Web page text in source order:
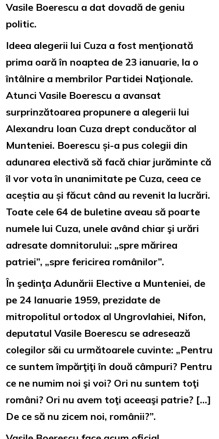
Vasile Boerescu a dat dovadă de geniu
politic.
Ideea alegerii lui Cuza a fost menţionată
prima oară în noaptea de 23 ianuarie, la o
întâlnire a membrilor Partidei Naţionale.
Atunci Vasile Boerescu a avansat
surprinzătoarea propunere a alegerii lui
Alexandru Ioan Cuza drept conducător al
Munteniei. Boerescu și-a pus colegii din
adunarea electivă să facă chiar jurăminte că
îl vor vota în unanimitate pe Cuza, ceea ce
aceștia au și făcut când au revenit la lucrări.
Toate cele 64 de buletine aveau să poarte
numele lui Cuza, unele având chiar şi urări
adresate domnitorului: „spre mărirea
patriei”, „spre fericirea românilor”.
În şedinţa Adunării Elective a Munteniei, de
pe 24 Ianuarie 1959, prezidate de
mitropolitul ortodox al Ungrovlahiei, Nifon,
deputatul Vasile Boerescu se adresează
colegilor săi cu următoarele cuvinte: „Pentru
ce suntem împărţiţi în două câmpuri? Pentru
ce ne numim noi şi voi? Ori nu suntem toţi
români? Ori nu avem toţi aceeaşi patrie? […]
De ce să nu zicem noi, românii?”.